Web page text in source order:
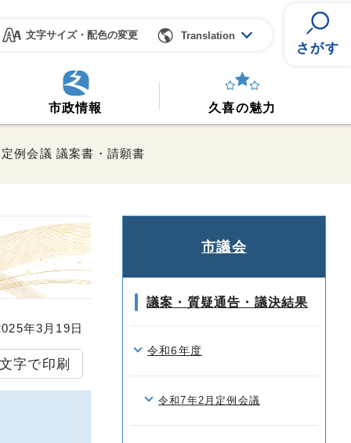
文字サイズ・配色の変更 Translation
さがす
市政情報 久喜の魅力
例会議 議案書・請願書
年3月19日
字で印刷
市議会
議案・質疑通告・議決結果
令和6年度
令和7年2月定例会議